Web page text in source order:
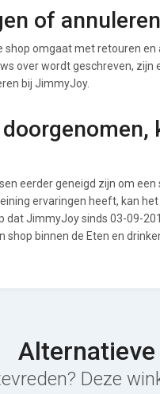
of
shop omgaat met retouren
over wordt geschreven,
bij JimmyJoy.
eerder geneigd zijn om
ervaringen heeft, kan
dat JimmyJoy sinds 03-09-
binnen de Eten en
Deze